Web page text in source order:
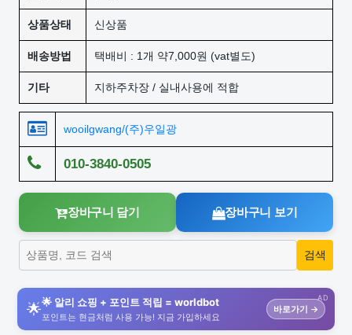
상품상태 신상품
배송방법 택배비 : 1개 약7,000원 (vat별도)
기타 지하주차장 / 실내사용에 적합
wooilgwang/(주)우일광
010-3840-0505
장바구니 담기 장바구니 보기
AD
🌟🌟 알리 쇼핑 + 포인트 적립 = worldbot
포인트는 현금처럼 사용 가능! 지금 가입하세요
바로가기 →